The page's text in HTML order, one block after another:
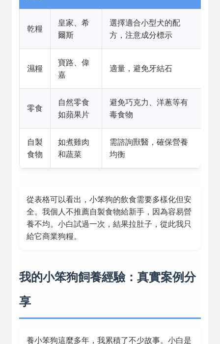
乾糧
皇家、希
爾斯
選擇適合小型犬的配
方，注意成分標示
濕糧
寶路、偉
嘉
適量，避免牙結石
零食
自然零食
如蘋果片
避免巧克力、洋蔥等有
毒食物
自製
食物
如煮雞肉
和蔬菜
需諮詢獸醫，確保營養
均衡
從表格可以看出，小笨狗的飲食需要多樣化但安
全。我個人不推薦自製食物給新手，因為容易營
養不均。小白試過一次，結果拉肚子，從此我只
給它商業狗糧。
我的小笨狗飼養經驗：真實案例分
享
養小笨狗這麼多年，我累積了不少故事。小白是